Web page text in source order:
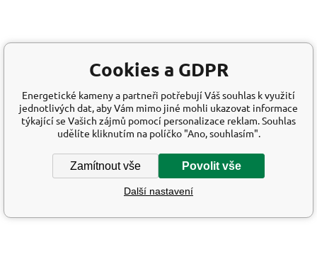
Cookies a GDPR
Energetické kameny a partneři potřebují Váš souhlas k využití
jednotlivých dat, aby Vám mimo jiné mohli ukazovat informace
týkající se Vašich zájmů pomocí personalizace reklam. Souhlas
udělíte kliknutím na políčko "Ano, souhlasím".
Zamítnout vše Povolit vše
Další nastavení